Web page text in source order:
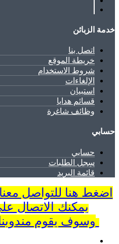
خدمة الزبائن
اتصل بنا
خريطة الموقع
شروط الاستخدام
الإلغاءات
استبيان
قسائم هدايا
وظائف شاغرة
حسابي
حسابي
سِجل الطلبات
قائمة البريد
اضغط هنا للتواصل
يمكنك الاتصال على
وسوف يقوم